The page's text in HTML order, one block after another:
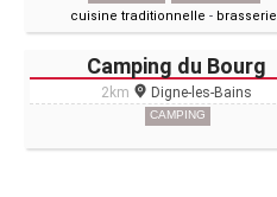
cuisine traditionnelle - brasserie
Camping du Bourg
2km Digne-les-Bains
CAMPING